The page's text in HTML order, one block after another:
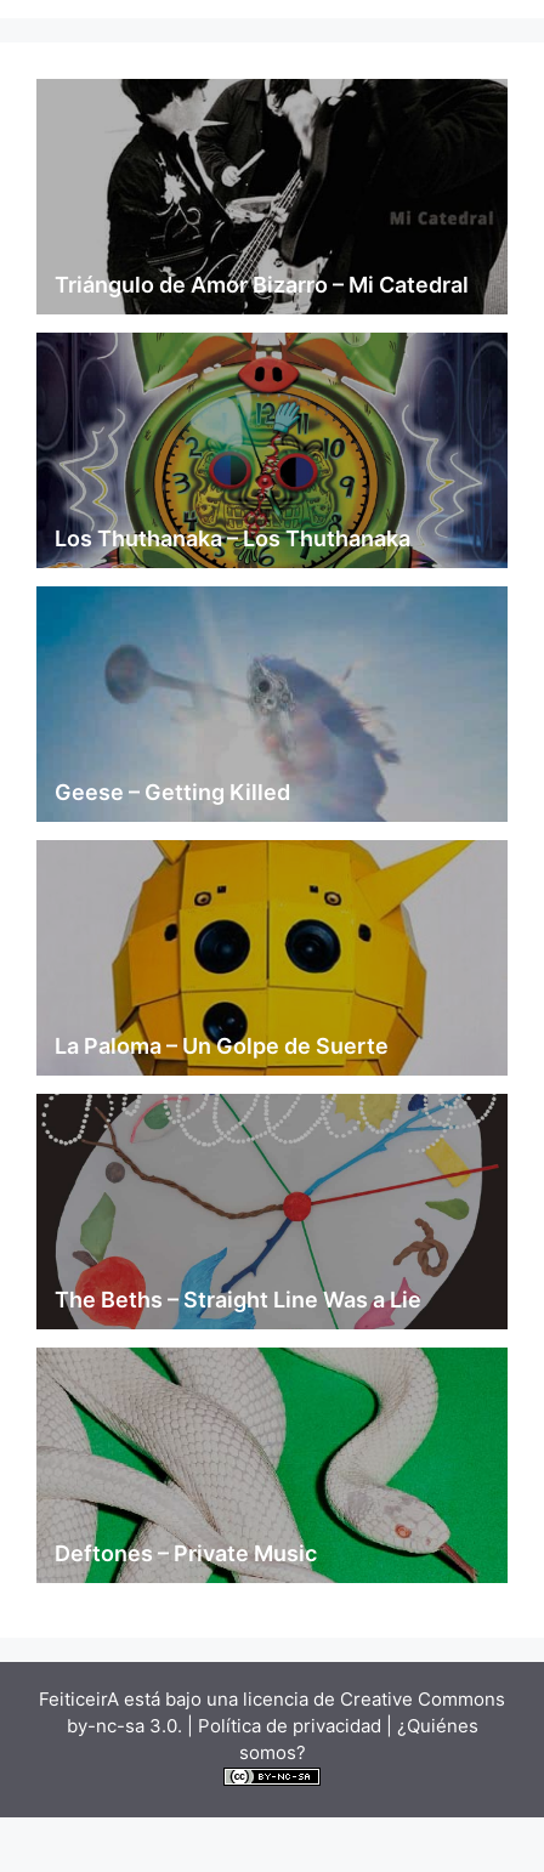
Triángulo de Amor Bizarro – Mi Catedral
Los Thuthanaka – Los Thuthanaka
Geese – Getting Killed
La Paloma – Un Golpe de Suerte
The Beths – Straight Line Was a Lie
Deftones – Private Music
FeiticeirA está bajo una licencia de Creative Commons
by-nc-sa 3.0. | Política de privacidad | ¿Quiénes
somos?